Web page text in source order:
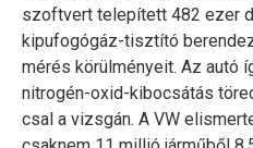
szoftvert telepített 482 ezer
kipufogógáz-tisztító
mérés körülményeit. Az autó
nitrogén-oxid-kibocsátás
csal a vizsgán. A VW